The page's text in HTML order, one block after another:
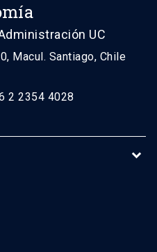
UC
Macul. Santiago, Chile
2 2354 4028